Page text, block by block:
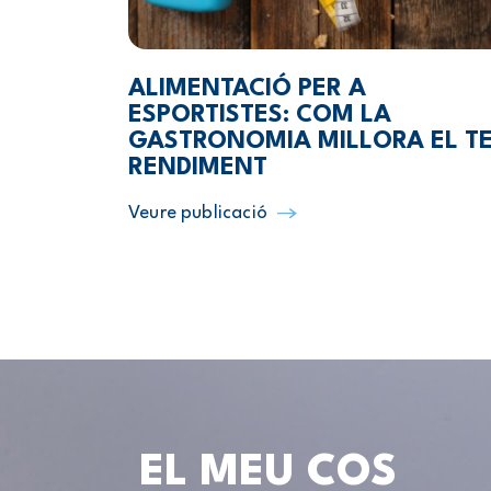
ALIMENTACIÓ PER A
ESPORTISTES: COM LA
GASTRONOMIA MILLORA EL
RENDIMENT
Veure publicació
EL MEU COS